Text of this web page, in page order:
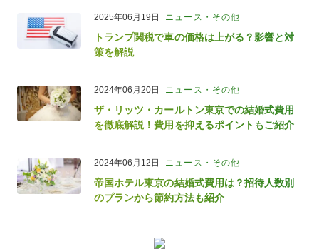
2025年06月19日 ニュース・その他
トランプ関税で車の価格は上がる？影響と対
策を解説
2024年06月20日 ニュース・その他
ザ・リッツ・カールトン東京での結婚式費用
を徹底解説！費用を抑えるポイントもご紹介
2024年06月12日 ニュース・その他
帝国ホテル東京の結婚式費用は？招待人数別
のプランから節約方法も紹介